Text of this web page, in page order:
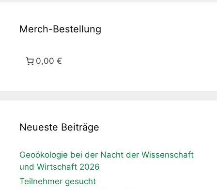
Merch-Bestellung
0,00 €
Neueste Beiträge
Geoökologie bei der Nacht der Wissenschaft
und Wirtschaft 2026
Teilnehmer gesucht